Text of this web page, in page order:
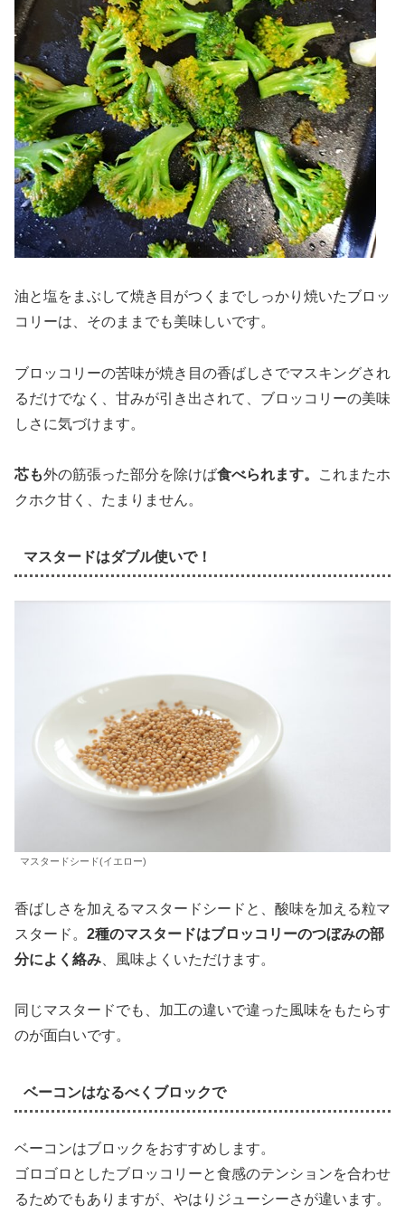
油と塩をまぶして焼き目がつくまでしっかり焼いたブロッ
コリーは、そのままでも美味しいです。
ブロッコリーの苦味が焼き目の香ばしさでマスキングされ
るだけでなく、甘みが引き出されて、ブロッコリーの美味
しさに気づけます。
芯も外の筋張った部分を除けば食べられます。
これまたホ
クホク甘く、たまりません。
マスタードはダブル使いで！
マスタードシード(イエロー)
香ばしさを加えるマスタードシードと、酸味を加える粒マ
スタード。 2種のマスタードはブロッコリーのつぼみの部
分によく絡み 、風味よくいただけます。
同じマスタードでも、加工の違いで違った風味をもたらす
のが面白いです。
ベーコンはなるべくブロックで
ベーコンはブロックをおすすめします。
ゴロゴロとしたブロッコリーと食感のテンションを合わせ
るためでもありますが、やはりジューシーさが違います。